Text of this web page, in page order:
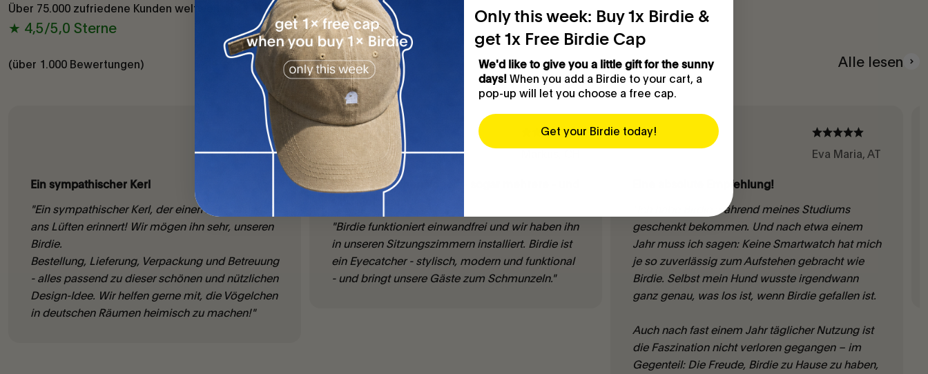
Über 75.000 zufriedene Kunden weltweit
★ 4,5/5,0 Sterne
(über 1.000 Bewertungen) Alle lesen
Katja, DE
Ein sympathischer Kerl
"Ein sympathischer Kerl, der einen zuverlässig
ans Lüften erinnert! Wir mögen ihn sehr, unseren
Birdie.
Bestellung, Lieferung, Verpackung und Betreuung
- alles passend zu dieser schönen und nützlichen
Design-Idee. Wir helfen gerne mit, die Vögelchen
in deutschen Räumen heimisch zu machen!"
"Wir haben einen Vogel" - sogar mehrere - und
"Birdie funktioniert einwandfrei und wir haben ihn
in unseren Sitzungszimmern installiert. Birdie ist
ein Eyecatcher - stylisch, modern und funktional
- und bringt unsere Gäste zum Schmunzeln."
Eva Maria, AT
Eine absolute Empfehlung!
"Ich habe Birdie während meines Studiums
geschenkt bekommen. Und nach etwa einem
Jahr muss ich sagen: Keine Smartwatch hat mich
je so zuverlässig zum Aufstehen gebracht wie
Birdie. Selbst mein Hund wusste irgendwann
ganz genau, was los ist, wenn Birdie gefallen ist.
Auch nach fast einem Jahr täglicher Nutzung ist
die Faszination nicht verloren gegangen – im
Gegenteil: Die Freude, Birdie zu Hause zu haben,
Only this week: Buy 1x Birdie &
get 1x Free Birdie Cap
We'd like to give you a little gift for the sunny
days! When you add a Birdie to your cart, a
pop-up will let you choose a free cap.
Get your Birdie today!